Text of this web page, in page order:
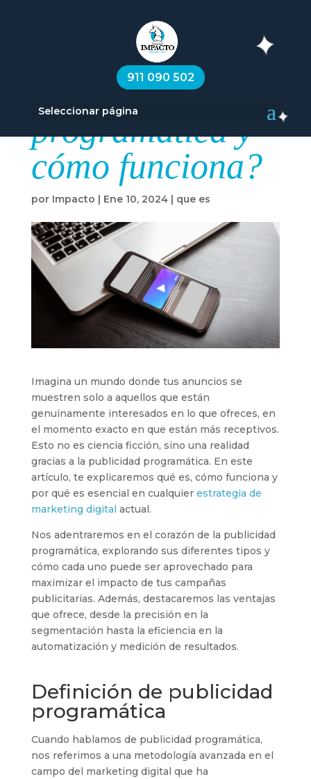
911 090 502
Seleccionar página
¿Qué es la
publicidad
programática y
cómo funciona?
por Impacto | Ene 10, 2024| que es
Imagina un mundo donde tus anuncios se
muestren solo a aquellos que están
genuinamente interesados en lo que ofreces, en
el momento exacto en que están más receptivos.
Esto no es ciencia ficción, sino una realidad
gracias a la publicidad programática. En este
artículo, te explicaremos qué es, cómo funciona y
por qué es esencial en cualquier estrategia de
marketing digital actual.
Nos adentraremos en el corazón de la publicidad
programática, explorando sus diferentes tipos y
cómo cada uno puede ser aprovechado para
maximizar el impacto de tus campañas
publicitarias. Además, destacaremos las ventajas
que ofrece, desde la precisión en la
segmentación hasta la eficiencia en la
automatización y medición de resultados.
Definición de publicidad
programática
Cuando hablamos de publicidad programática,
nos referimos a una metodología avanzada en el
campo del marketing digital que ha